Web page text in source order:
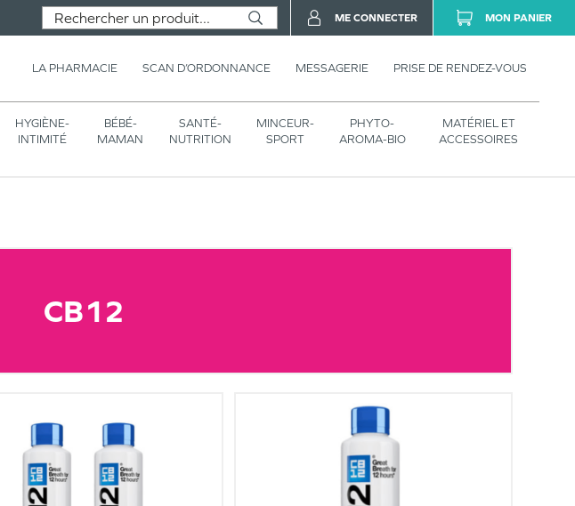
LA PHARMACIE SCAN D’ORDONNANCE MESSAGERIE PRISE DE RENDEZ-VOUS
HYGIÈNE-
INTIMITÉ
BÉBÉ-
MAMAN
SANTÉ-
NUTRITION
MINCEUR-
SPORT
PHYTO-
AROMA-BIO
MATÉRIEL ET
ACCESSOIRES
ME CONNECTER MON PANIER
CB12